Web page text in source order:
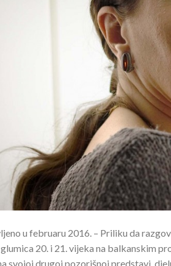
u februaru 2016. – Priliku da
20. i 21. vijeka na balkanskim
svojoj drugoj pozorišnoj predstavi,